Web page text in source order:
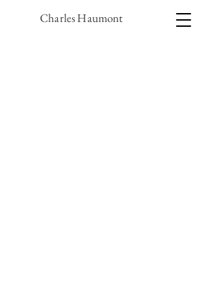
Charles Haumont